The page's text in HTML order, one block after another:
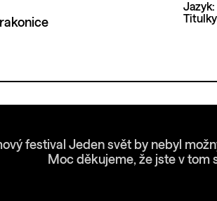
festival Jeden svět by nebyl
Moc děkujeme, že jste v tom